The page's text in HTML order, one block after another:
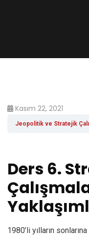
Kasım 22, 2021
Jeopolitik ve Stratejik
Ders 6.
1980’li yılların